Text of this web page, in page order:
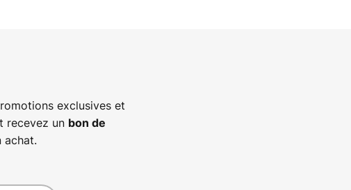
exclusives et
recevez un bon de
achat.